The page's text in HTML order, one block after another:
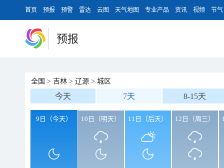
首页 预报 预警 雷达 云图 天气地图 专业产品 资讯 视频 节气
预报
全国 > 吉林 > 辽源 > 城区
今天 7天 8-15天
9日（今天） 10日（明天） 11日（后天） 12日（周三）